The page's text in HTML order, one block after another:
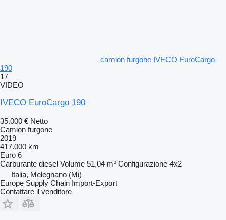
camion furgone IVECO EuroCargo
190
17
VIDEO
IVECO EuroCargo 190
35.000 € Netto
Camion furgone
2019
417.000 km
Euro 6
Carburante diesel Volume 51,04 m³ Configurazione 4x2
Italia, Melegnano (Mi)
Europe Supply Chain Import-Export
Contattare il venditore